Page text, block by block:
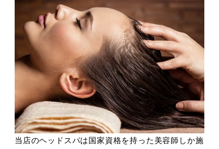
当店のヘッドスパは国家資格を持った美容師しか施